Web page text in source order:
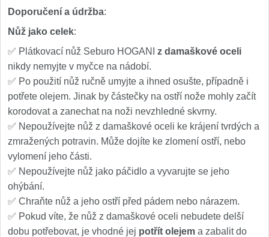
Doporučení a údržba:
Nůž jako celek:
✅ Plátkovací nůž Seburo HOGANI z damaškové oceli
nikdy nemyjte v myčce na nádobí.
✅ Po použití nůž ručně umyjte a ihned osušte, případně i
potřete olejem. Jinak by částečky na ostří nože mohly začít
korodovat a zanechat na noži nevzhledné skvrny.
✅ Nepoužívejte nůž z damaškové oceli ke krájení tvrdých a
zmražených potravin. Může dojíte ke zlomení ostří, nebo
vylomení jeho části.
✅ Nepoužívejte nůž jako páčidlo a vyvarujte se jeho
ohýbání.
✅ Chraňte nůž a jeho ostří před pádem nebo nárazem.
✅ Pokud víte, že nůž z damaškové oceli nebudete delší
dobu potřebovat, je vhodné jej potřít olejem a zabalit do